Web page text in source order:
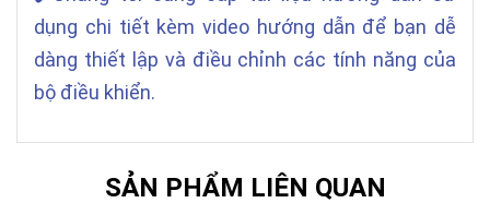
dụng chi tiết kèm video hướng dẫn để bạn dễ
dàng thiết lập và điều chỉnh các tính năng của
bộ điều khiển.
SẢN PHẨM LIÊN QUAN